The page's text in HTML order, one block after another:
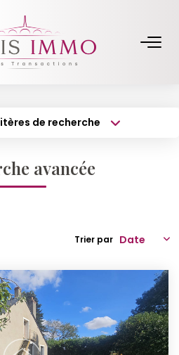
BIENS
Louer
Market
GÉRER
AGENCE
Nous ?
de recherche
avancée
Trier par